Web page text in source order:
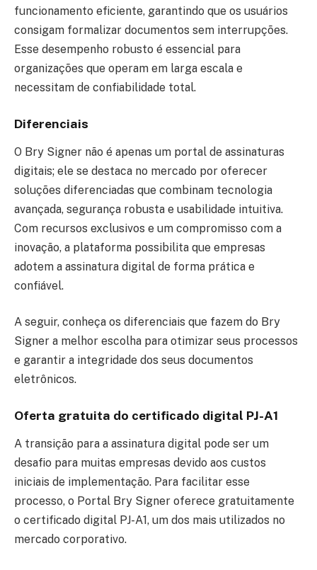
funcionamento eficiente, garantindo que os usuários
consigam formalizar documentos sem interrupções.
Esse desempenho robusto é essencial para
organizações que operam em larga escala e
necessitam de confiabilidade total.
Diferenciais
O Bry Signer não é apenas um portal de assinaturas
digitais; ele se destaca no mercado por oferecer
soluções diferenciadas que combinam tecnologia
avançada, segurança robusta e usabilidade intuitiva.
Com recursos exclusivos e um compromisso com a
inovação, a plataforma possibilita que empresas
adotem a assinatura digital de forma prática e
confiável.
A seguir, conheça os diferenciais que fazem do Bry
Signer a melhor escolha para otimizar seus processos
e garantir a integridade dos seus documentos
eletrônicos.
Oferta gratuita do certificado digital PJ-A1
A transição para a assinatura digital pode ser um
desafio para muitas empresas devido aos custos
iniciais de implementação. Para facilitar esse
processo, o Portal Bry Signer oferece gratuitamente
o certificado digital PJ-A1, um dos mais utilizados no
mercado corporativo.